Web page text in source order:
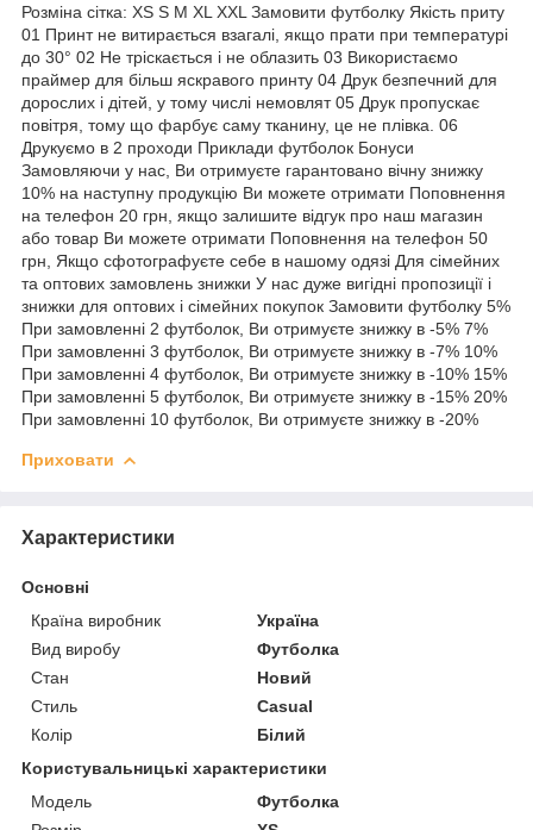
Розміна сітка: XS S M XL XXL Замовити футболку Якість приту
01 Принт не витирається взагалі, якщо прати при температурі
до 30° 02 Не тріскається і не облазить 03 Використаємо
праймер для більш яскравого принту 04 Друк безпечний для
дорослих і дітей, у тому числі немовлят 05 Друк пропускає
повітря, тому що фарбує саму тканину, це не плівка. 06
Друкуємо в 2 проходи Приклади футболок Бонуси
Замовляючи у нас, Ви отримуєте гарантовано вічну знижку
10% на наступну продукцію Ви можете отримати Поповнення
на телефон 20 грн, якщо залишите відгук про наш магазин
або товар Ви можете отримати Поповнення на телефон 50
грн, Якщо сфотографуєте себе в нашому одязі Для сімейних
та оптових замовлень знижки У нас дуже вигідні пропозиції і
знижки для оптових і сімейних покупок Замовити футболку 5%
При замовленні 2 футболок, Ви отримуєте знижку в -5% 7%
При замовленні 3 футболок, Ви отримуєте знижку в -7% 10%
При замовленні 4 футболок, Ви отримуєте знижку в -10% 15%
При замовленні 5 футболок, Ви отримуєте знижку в -15% 20%
При замовленні 10 футболок, Ви отримуєте знижку в -20%
Приховати
Характеристики
Основні
Країна виробник
Україна
Вид виробу
Футболка
Стан
Новий
Стиль
Casual
Колір
Білий
Користувальницькі характеристики
Мoдель
Футболка